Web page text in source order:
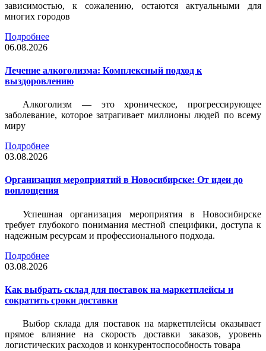
зависимостью, к сожалению, остаются актуальными для
многих городов
Подробнее
06.08.2026
Лечение алкоголизма: Комплексный подход к
выздоровлению
Алкоголизм — это хроническое, прогрессирующее
заболевание, которое затрагивает миллионы людей по всему
миру
Подробнее
03.08.2026
Организация мероприятий в Новосибирске: От идеи до
воплощения
Успешная организация мероприятия в Новосибирске
требует глубокого понимания местной специфики, доступа к
надежным ресурсам и профессионального подхода.
Подробнее
03.08.2026
Как выбрать склад для поставок на маркетплейсы и
сократить сроки доставки
Выбор склада для поставок на маркетплейсы оказывает
прямое влияние на скорость доставки заказов, уровень
логистических расходов и конкурентоспособность товара